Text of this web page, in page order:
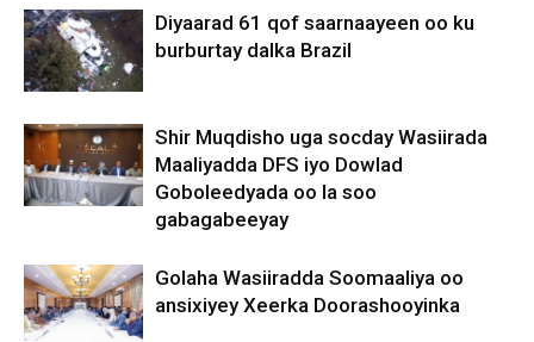
Diyaarad 61 qof saarnaayeen oo ku
burburtay dalka Brazil
Shir Muqdisho uga socday Wasiirada
Maaliyadda DFS iyo Dowlad
Goboleedyada oo la soo
gabagabeeyay
Golaha Wasiiradda Soomaaliya oo
ansixiyey Xeerka Doorashooyinka